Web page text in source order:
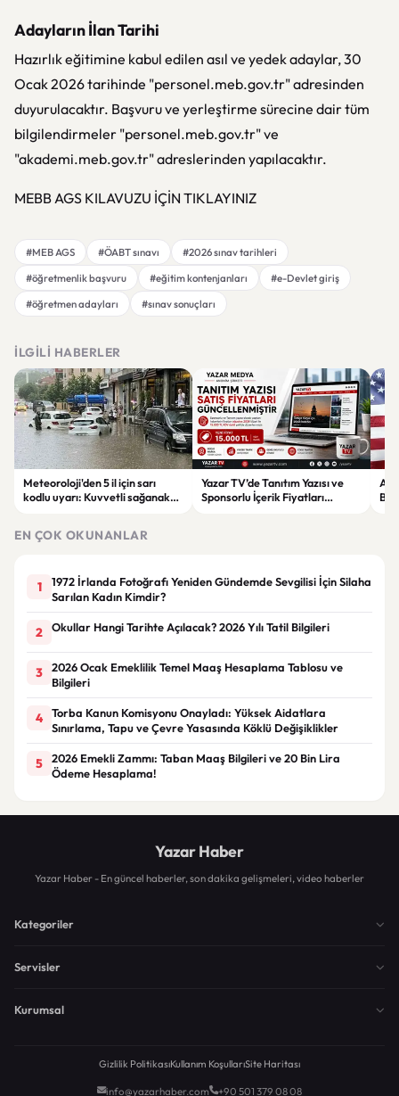
Adayların İlan Tarihi
Hazırlık eğitimine kabul edilen asıl ve yedek adaylar, 30
Ocak 2026 tarihinde "personel.meb.gov.tr" adresinden
duyurulacaktır. Başvuru ve yerleştirme sürecine dair tüm
bilgilendirmeler "personel.meb.gov.tr" ve
"akademi.meb.gov.tr" adreslerinden yapılacaktır.
MEBB AGS KILAVUZU İÇİN TIKLAYINIZ
#MEB AGS #ÖABT sınavı
#2026 sınav tarihleri
#öğretmenlik başvuru
#eğitim kontenjanları
#e-Devlet giriş
#öğretmen adayları
#sınav sonuçları
İLGILI HABERLER
Meteoroloji'den 5 il için sarı
kodlu uyarı: Kuvvetli sağanak
Yazar TV’de Tanıtım Yazısı ve
Sponsorlu İçerik Fiyatları
EN ÇOK OKUNANLAR
1
1972 İrlanda Fotoğrafı Yeniden Gündemde Sevgilisi İçin Silaha
Sarılan Kadın Kimdir?
2 Okullar Hangi Tarihte Açılacak? 2026 Yılı Tatil Bilgileri
3
2026 Ocak Emeklilik Temel Maaş Hesaplama Tablosu ve
Bilgileri
4
Torba Kanun Komisyonu Onayladı: Yüksek Aidatlara
Sınırlama, Tapu ve Çevre Yasasında Köklü Değişiklikler
5
2026 Emekli Zammı: Taban Maaş Bilgileri ve 20 Bin Lira
Ödeme Hesaplama!
Yazar Haber
Yazar Haber - En güncel haberler, son dakika gelişmeleri, video haberler
Kategoriler
Servisler
Kurumsal
Gizlilik PolitikasıKullanım KoşullarıSite Haritası
info@yazarhaber.com +90 501 379 08 08